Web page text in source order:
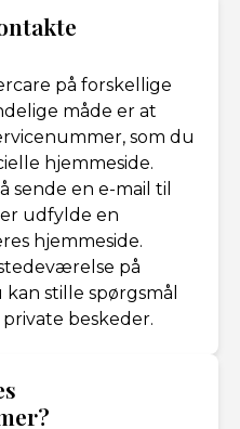
på forskellige
måde er at
som du
hjemmeside.
sende en e-mail til
udfylde en
hjemmeside.
på
stille spørgsmål
beskeder.